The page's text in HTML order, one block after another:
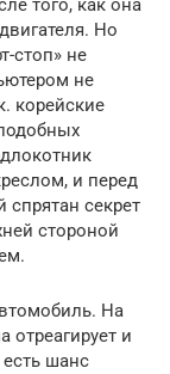
того, как она
Но
стоп» не
не
корейские
и перед
секрет
стороной
На
отреагирует и
есть шанс